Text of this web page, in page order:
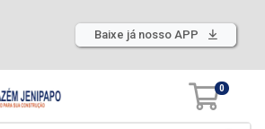
Baixe já nosso APP
0